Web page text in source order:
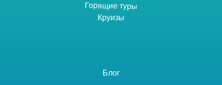
Блог
Горящие туры
Круизы